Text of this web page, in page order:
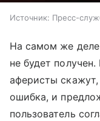
Источник: Пресс-
На самом же деле
не будет
аферисты
ошибка, и
пользователь